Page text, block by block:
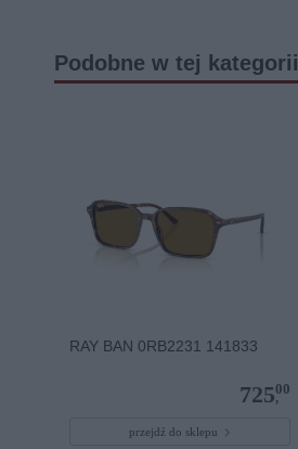
Podobne w tej kategorii
RAY BAN 0RB2231 141833
725,
00
przejdź do sklepu